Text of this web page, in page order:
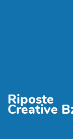
Riposte
Creative